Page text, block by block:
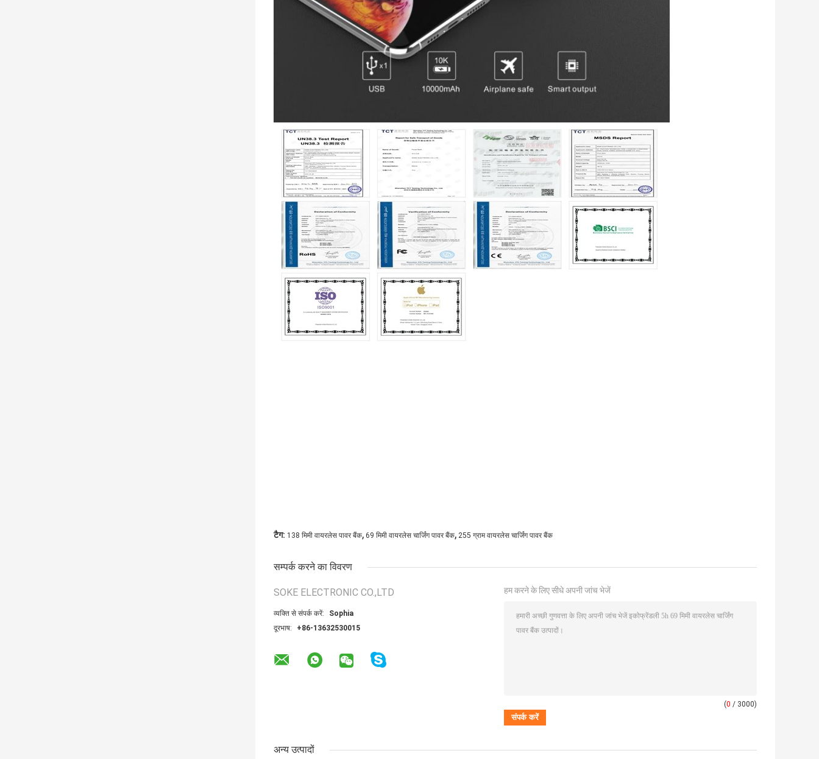
टैग: 138 मिमी वायरलेस पावर बैंक, 69 मिमी वायरलेस चार्जिंग पावर बैंक, 255 ग्राम वायरलेस चार्जिंग पावर बैंक
सम्पर्क करने का विवरण
SOKE ELECTRONIC CO.,LTD
व्यक्ति से संपर्क करें:
Sophia
दूरभाष:
+86-13632530015
हम करने के लिए सीधे अपनी जांच भेजें
(0 / 3000)
अन्य उत्पादों